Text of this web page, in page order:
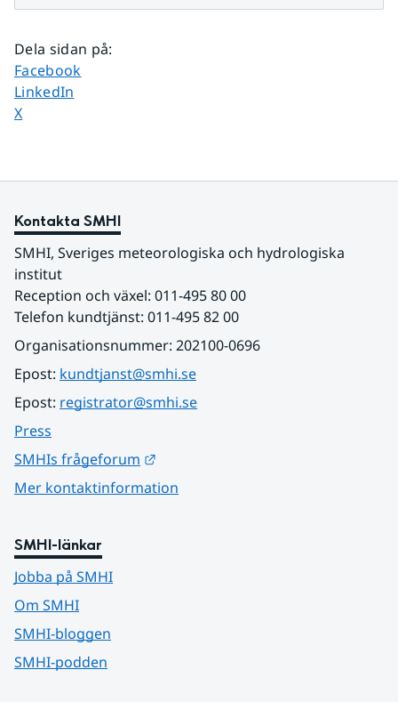
Dela sidan på:
Dela sidan på
Facebook
Dela sidan på
LinkedIn
Dela sidan på
X
Kontakta SMHI
SMHI, Sveriges meteorologiska och hydrologiska
institut
Reception och växel: 011-495 80 00
Telefon kundtjänst: 011-495 82 00
Organisationsnummer: 202100-0696
Epost: kundtjanst@smhi.se
Epost: registrator@smhi.se
Press
SMHIs frågeforum
Mer kontaktinformation
SMHI-länkar
Jobba på SMHI
Om SMHI
SMHI-bloggen
SMHI-podden